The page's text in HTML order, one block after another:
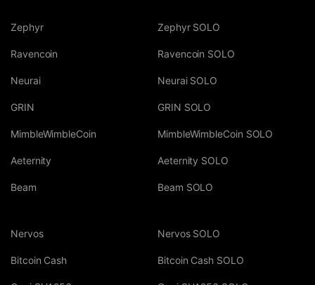
Zephyr
Ravencoin
Neurai
GRIN
MimbleWimbleCoin
Aeternity
Beam
Zephyr SOLO
Ravencoin SOLO
Neurai SOLO
GRIN SOLO
MimbleWimbleCoin SOLO
Aeternity SOLO
Beam SOLO
Nervos
Bitcoin Cash
Nervos SOLO
Bitcoin Cash SOLO